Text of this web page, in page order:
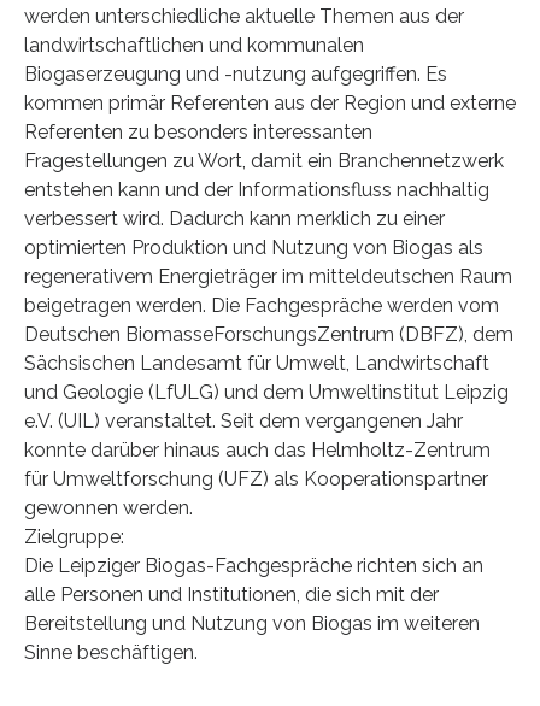
werden unterschiedliche aktuelle Themen aus der
landwirtschaftlichen und kommunalen
Biogaserzeugung und -nutzung aufgegriffen. Es
kommen primär Referenten aus der Region und externe
Referenten zu besonders interessanten
Fragestellungen zu Wort, damit ein Branchennetzwerk
entstehen kann und der Informationsfluss nachhaltig
verbessert wird. Dadurch kann merklich zu einer
optimierten Produktion und Nutzung von Biogas als
regenerativem Energieträger im mitteldeutschen Raum
beigetragen werden. Die Fachgespräche werden vom
Deutschen BiomasseForschungsZentrum (DBFZ), dem
Sächsischen Landesamt für Umwelt, Landwirtschaft
und Geologie (LfULG) und dem Umweltinstitut Leipzig
e.V. (UIL) veranstaltet. Seit dem vergangenen Jahr
konnte darüber hinaus auch das Helmholtz-Zentrum
für Umweltforschung (UFZ) als Kooperationspartner
gewonnen werden.
Zielgruppe:
Die Leipziger Biogas-Fachgespräche richten sich an
alle Personen und Institutionen, die sich mit der
Bereitstellung und Nutzung von Biogas im weiteren
Sinne beschäftigen.